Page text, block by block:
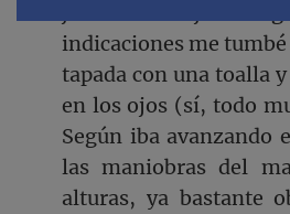
indicaciones me
tapada con una toalla
en los ojos (sí, todo
Según iba avanzando
las maniobras del
alturas, ya bastante